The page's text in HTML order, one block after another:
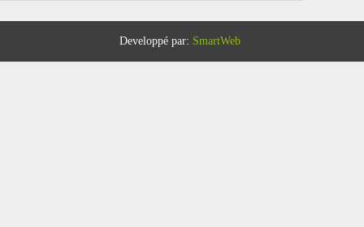
Developpé par: SmartWeb